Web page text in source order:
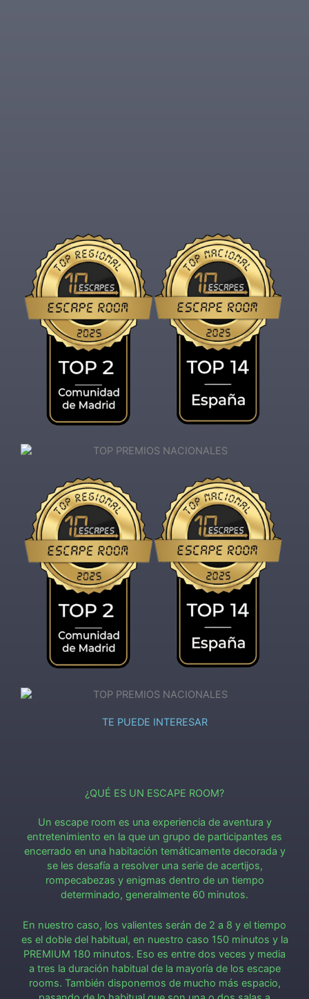
TE PUEDE INTERESAR
¿QUÉ ES UN ESCAPE ROOM?
Un escape room es una experiencia de aventura y
entretenimiento en la que un grupo de participantes es
encerrado en una habitación temáticamente decorada y
se les desafía a resolver una serie de acertijos,
rompecabezas y enigmas dentro de un tiempo
determinado, generalmente 60 minutos.
En nuestro caso, los valientes serán de 2 a 8 y el tiempo
es el doble del habitual, en nuestro caso 150 minutos y la
PREMIUM 180 minutos. Eso es entre dos veces y media
a tres la duración habitual de la mayoría de los escape
rooms. También disponemos de mucho más espacio,